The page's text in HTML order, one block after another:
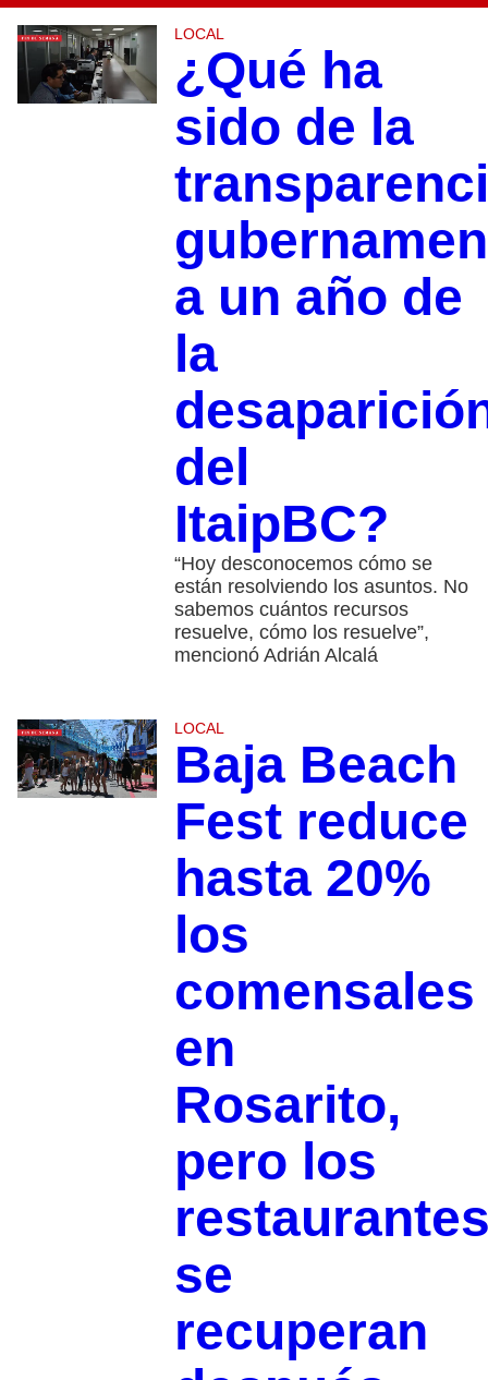
LOCAL
¿Qué ha
sido de la
a un año de
la
del
ItaipBC?
“Hoy desconocemos cómo se
están resolviendo los asuntos. No
sabemos cuántos recursos
resuelve, cómo los resuelve”,
mencionó Adrián Alcalá
LOCAL
Baja Beach
Fest reduce
hasta 20%
los
comensales
en
Rosarito,
pero los
se
recuperan